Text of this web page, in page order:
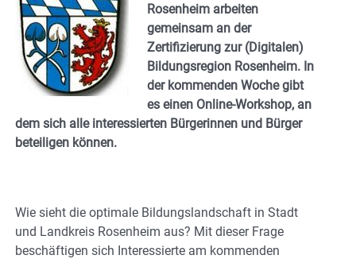
Rosenheim arbeiten
gemeinsam an der
Zertifizierung zur (Digitalen)
Bildungsregion Rosenheim. In
der kommenden Woche gibt
es einen Online-Workshop, an
dem sich alle interessierten Bürgerinnen und Bürger
beteiligen können.
Wie sieht die optimale Bildungslandschaft in Stadt
und Landkreis Rosenheim aus? Mit dieser Frage
beschäftigen sich Interessierte am kommenden